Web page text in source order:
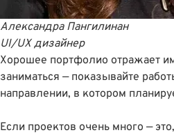
Александра Пангилинан
UI/UX дизайнер
Хорошее портфолио отражает
заниматься — показывайте
направлении, в котором
Если проектов очень много —